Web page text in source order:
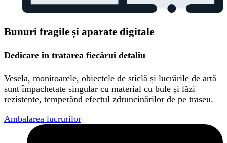
Bunuri fragile și aparate digitale
Dedicare în tratarea fiecărui detaliu
Vesela, monitoarele, obiectele de sticlă și lucrările de artă
sunt împachetate singular cu material cu bule și lăzi
rezistente, temperând efectul zdruncinărilor de pe traseu.
Ambalarea lucrurilor